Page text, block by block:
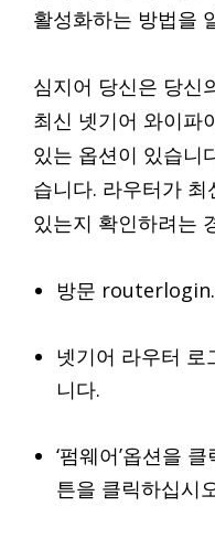
활성화하는 방법을
심지어 당신은 당신
최신 넷기어 와이파
있는 옵션이 있습니
습니다. 라우터가
있는지 확인하려는
방문
넷기어 라우터 로
니다.
‘펌웨어’옵션을
튼을 클릭하십시